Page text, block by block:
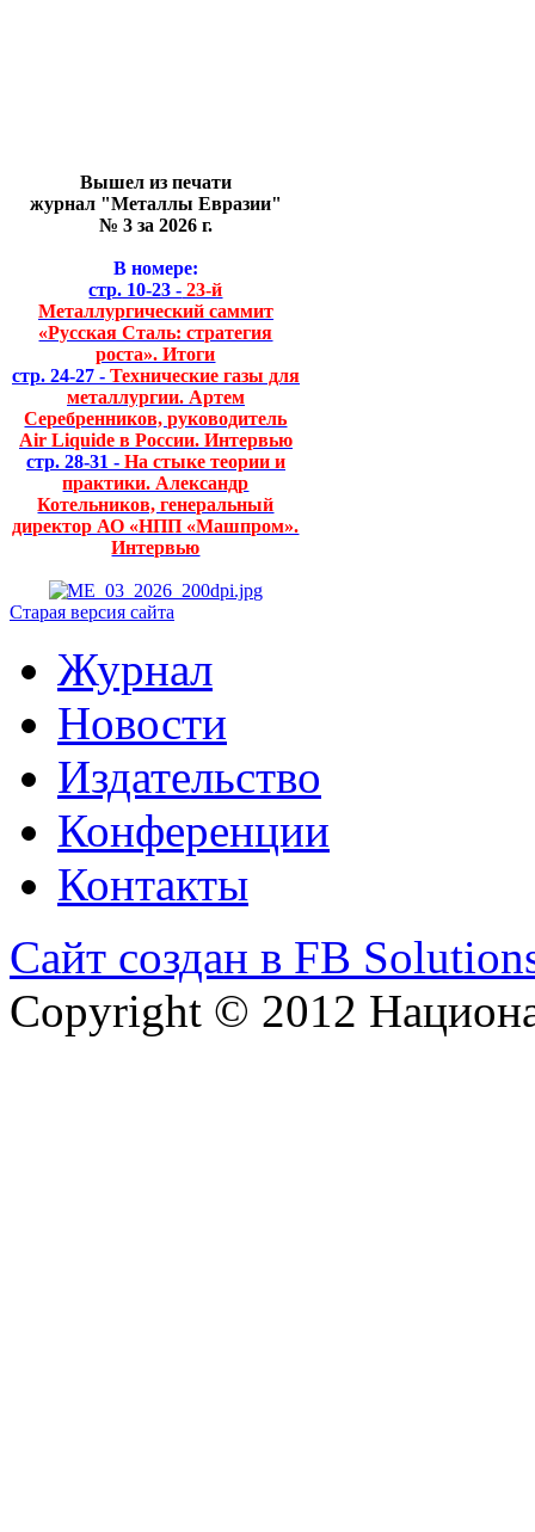
Вышел из печати
журнал "Металлы Евразии"
№ 3 за 2026 г.
В номере:
стр. 10-23 - 23-й
Металлургический саммит
«Русская Сталь: стратегия
роста». Итоги
стр. 24-27 - Технические газы для
металлургии. Артем
Серебренников, руководитель
Air Liquide в России. Интервью
стр. 28-31 - На стыке теории и
практики. Александр
Котельников, генеральный
директор АО «НПП «Машпром».
Интервью
Старая версия сайта
Журнал
Новости
Издательство
Конференции
Контакты
Сайт создан в FB
Copyright © 2012